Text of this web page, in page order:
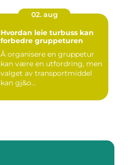
02. aug
Hvordan leie turbuss kan
forbedre gruppeturen
Å organisere en gruppetur
kan være en utfordring, men
valget av transportmiddel
kan gj&o...